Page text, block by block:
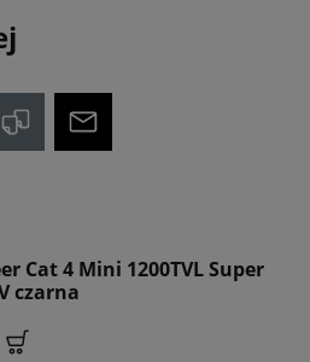
Cat 4 Mini 1200TVL Super
czarna